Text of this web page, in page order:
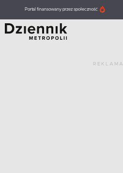
Portal finansowany przez społeczność
REKLAMA